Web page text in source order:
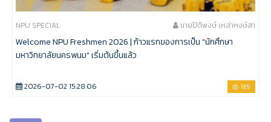
NPU SPECIAL นายปิติพงษ์ เหล่าหงษ์สา
Welcome NPU Freshmen 2026 | ก้าวแรกของการเป็น "นักศึกษา
มหาวิทยาลัยนครพนม" เริ่มต้นขึ้นแล้ว
2026-07-02 15:28:06 185